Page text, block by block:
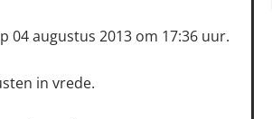
04 augustus 2013 om 17:36 uur.
in vrede.